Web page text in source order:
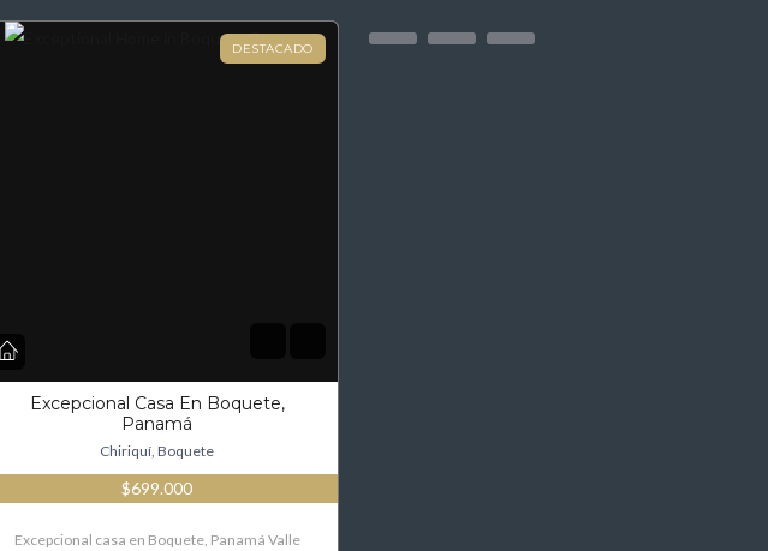
DESTACADO
Excepcional Casa En Boquete,
Panamá
Chiriquí, Boquete
$699.000
Excepcional casa en Boquete, Panamá Valle